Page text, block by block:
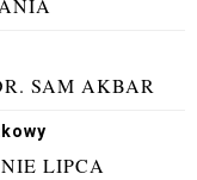
SAM AKBAR
LIPCA